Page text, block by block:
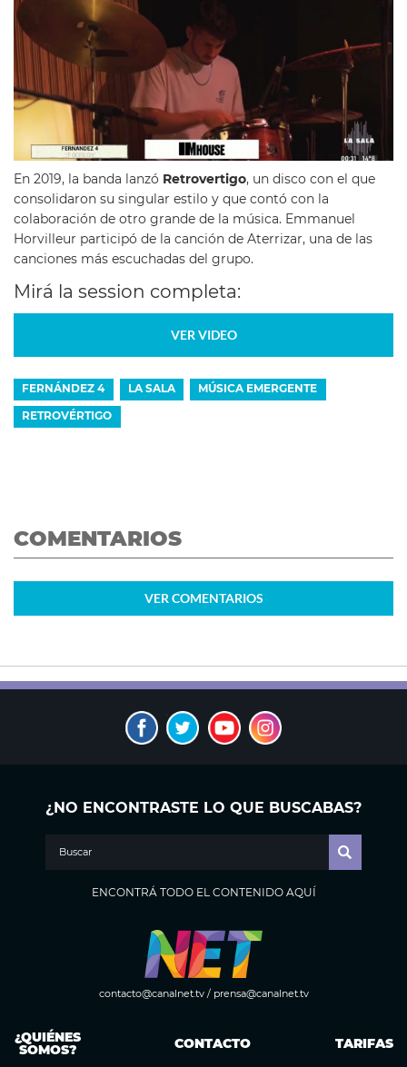
En 2019, la banda lanzó Retrovertigo, un disco con el que
consolidaron su singular estilo y que contó con la
colaboración de otro grande de la música. Emmanuel
Horvilleur participó de la canción de Aterrizar, una de las
canciones más escuchadas del grupo.
Mirá la session completa:
VER VIDEO
FERNÁNDEZ 4 LA SALA MÚSICA EMERGENTE
RETROVÉRTIGO
COMENTARIOS
VER COMENTARIOS
¿NO ENCONTRASTE LO QUE BUSCABAS?
ENCONTRÁ TODO EL CONTENIDO AQUÍ
contacto@canalnet.tv/ prensa@canalnet.tv
¿QUIÉNES
SOMOS? CONTACTO TARIFAS